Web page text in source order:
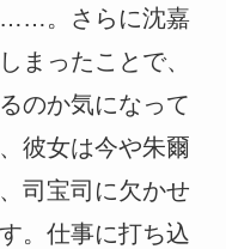
……。さらに沈嘉
まったことで、
のか気になって
彼女は今や朱爾
司宝司に欠かせ
。仕事に打ち込